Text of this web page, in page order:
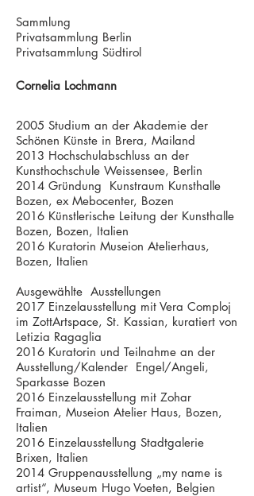
Sammlung
Privatsammlung Berlin
Privatsammlung Südtirol
Cornelia Lochmann
2005 Studium an der Akademie der
Schönen Künste in Brera, Mailand
2013 Hochschulabschluss an der
Kunsthochschule Weissensee, Berlin
2014 Gründung Kunstraum Kunsthalle
Bozen, ex Mebocenter, Bozen
2016 Künstlerische Leitung der Kunsthalle
Bozen, Bozen, Italien
2016 Kuratorin Museion Atelierhaus,
Bozen, Italien
Ausgewählte Ausstellungen
2017 Einzelausstellung mit Vera Comploj
im ZottArtspace, St. Kassian, kuratiert von
Letizia Ragaglia
2016 Kuratorin und Teilnahme an der
Ausstellung/Kalender Engel/Angeli,
Sparkasse Bozen
2016 Einzelausstellung mit Zohar
Fraiman, Museion Atelier Haus, Bozen,
Italien
2016 Einzelausstellung Stadtgalerie
Brixen, Italien
2014 Gruppenausstellung „my name is
artist“, Museum Hugo Voeten, Belgien